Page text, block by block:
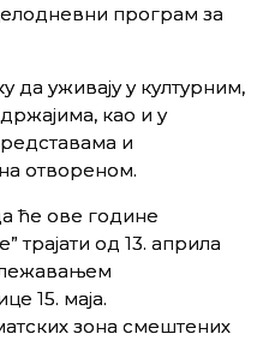
програм за
да уживају у културним,
као и у
и
отвореном.
ће ове године
трајати од 13. априла
15. маја.
зона смештених